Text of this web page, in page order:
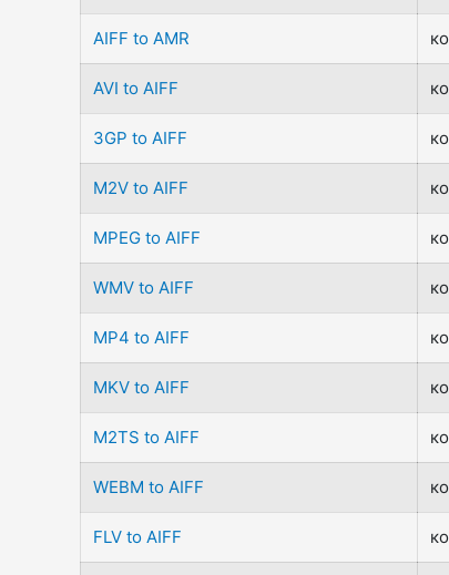
AIFF to AMR
AVI to AIFF
3GP to AIFF
M2V to AIFF
MPEG to AIFF
WMV to AIFF
MP4 to AIFF
MKV to AIFF
M2TS to AIFF
WEBM to AIFF
FLV to AIFF